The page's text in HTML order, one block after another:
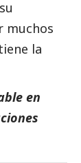
muchos
la
en